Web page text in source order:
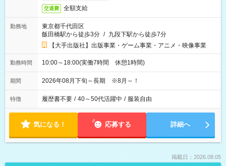
交通費 全額支給
勤務地
東京都千代田区
飯田橋駅から徒歩3分 / 九段下駅から徒歩7分
【大手出版社】出版事業・ゲーム事業・アニメ・映像事業
勤務時間 10:00～18:00(実働7時間 休憩1時間)
期間 2026年08月下旬～長期 ※8月～！
特徴 履歴書不要 / 40～50代活躍中 / 服装自由
気になる！ 応募する 詳細へ
掲載日：2026.08.05